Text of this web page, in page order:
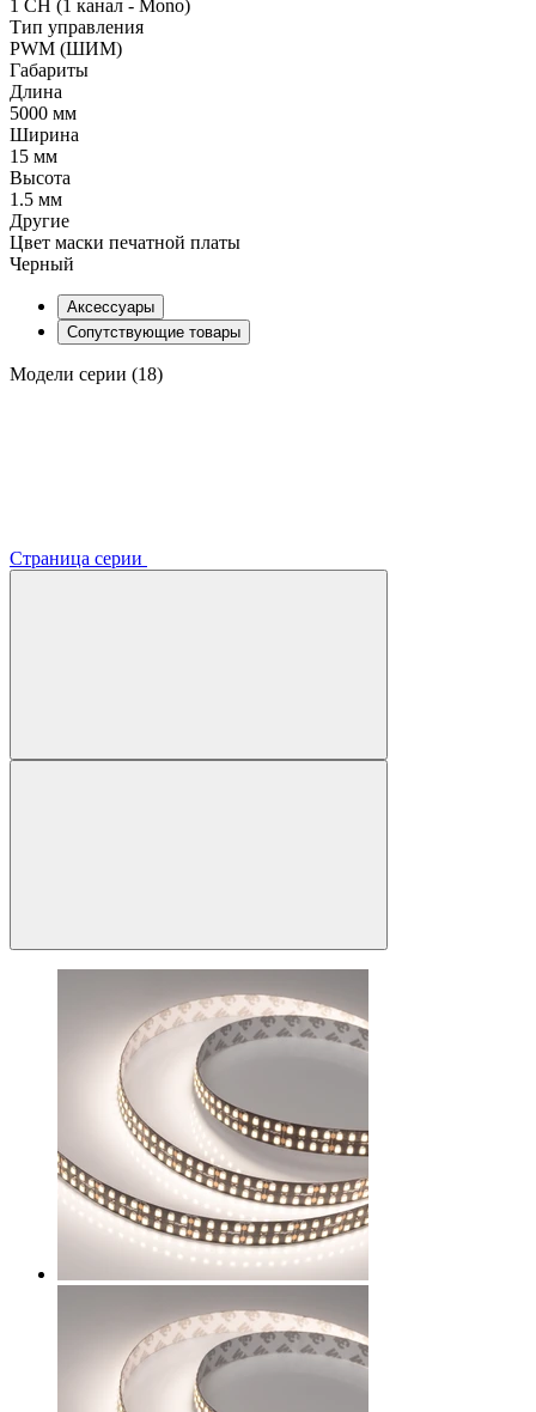
1 CH (1 канал - Mono)
Тип управления
PWM (ШИМ)
Габариты
Длина
5000 мм
Ширина
15 мм
Высота
1.5 мм
Другие
Цвет маски печатной платы
Черный
Аксессуары
Сопутствующие товары
Модели серии (18)
Страница серии